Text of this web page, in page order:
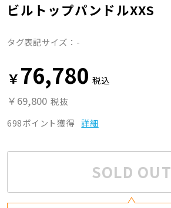
ビルトップパンドルXXS
タグ表記サイズ：-
￥76,780 税込
￥69,800 税抜
698ポイント獲得 詳細
SOLD OUT